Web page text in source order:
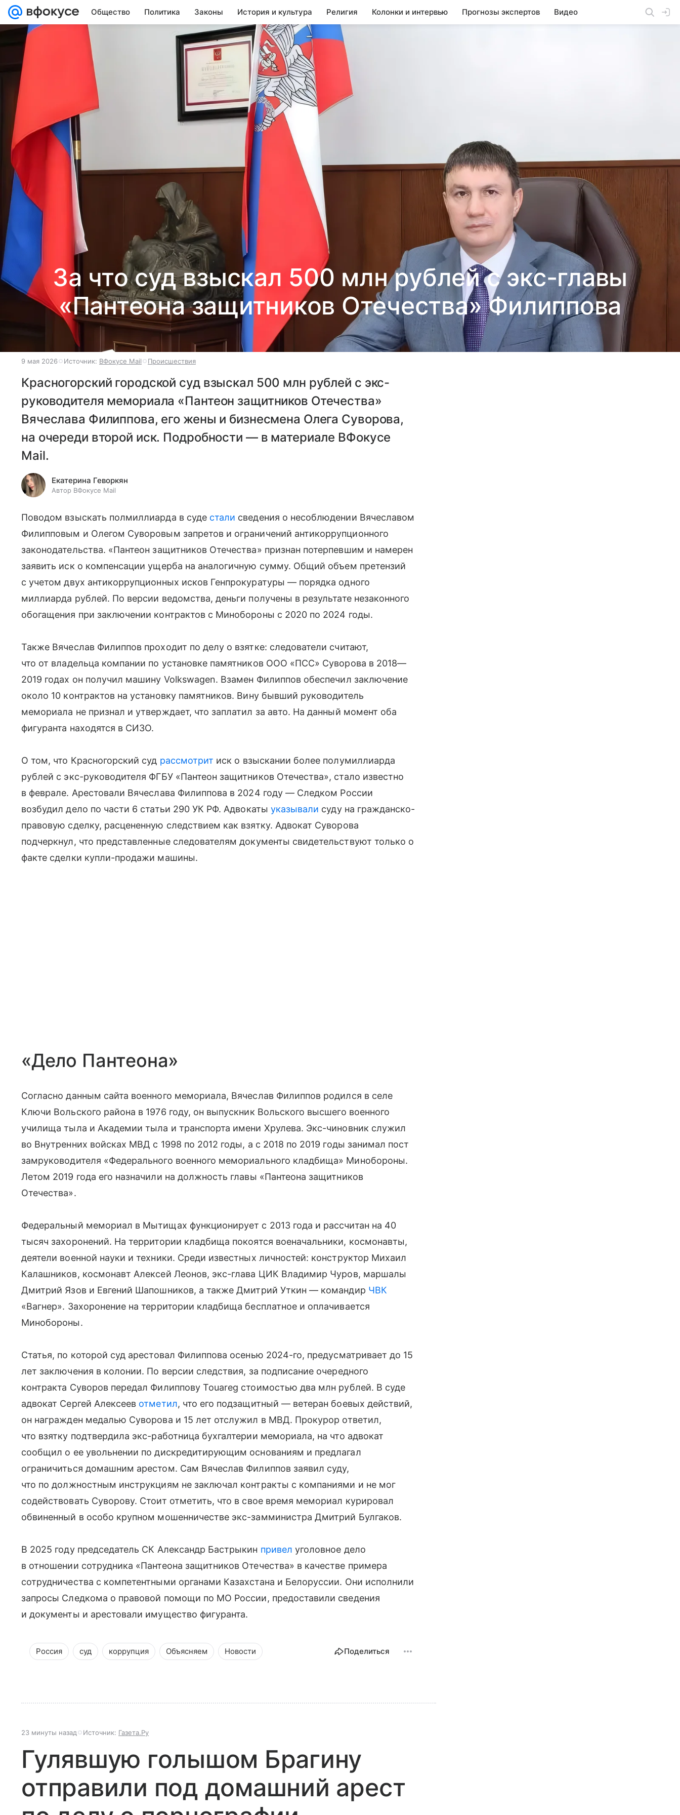
Общество Политика Законы История и культура Религия Колонки и интервью Прогнозы экспертов Видео
За что суд взыскал 500 млн рублей с экс-главы
«Пантеона защитников Отечества» Филиппова
9 мая 2026 Источник: ВФокусе Mail Происшествия
Красногорский городской суд взыскал 500 млн рублей с экс-
руководителя мемориала «Пантеон защитников Отечества»
Вячеслава Филиппова, его жены и бизнесмена Олега Суворова,
на очереди второй иск. Подробности — в материале ВФокусе
Mail.
Екатерина Геворкян
Автор ВФокусе Mail
Поводом взыскать полмиллиарда в суде стали сведения о несоблюдении Вячеславом
Филипповым и Олегом Суворовым запретов и ограничений антикоррупционного
законодательства. «Пантеон защитников Отечества» признан потерпевшим и намерен
заявить иск о компенсации ущерба на аналогичную сумму. Общий объем претензий
с учетом двух антикоррупционных исков Генпрокуратуры — порядка одного
миллиарда рублей. По версии ведомства, деньги получены в результате незаконного
обогащения при заключении контрактов с Минобороны с 2020 по 2024 годы.
Также Вячеслав Филиппов проходит по делу о взятке: следователи считают,
что от владельца компании по установке памятников ООО «ПСС» Суворова в 2018—
2019 годах он получил машину Volkswagen. Взамен Филиппов обеспечил заключение
около 10 контрактов на установку памятников. Вину бывший руководитель
мемориала не признал и утверждает, что заплатил за авто. На данный момент оба
фигуранта находятся в СИЗО.
О том, что Красногорский суд рассмотрит иск о взыскании более полумиллиарда
рублей с экс-руководителя ФГБУ «Пантеон защитников Отечества», стало известно
в феврале. Арестовали Вячеслава Филиппова в 2024 году — Следком России
возбудил дело по части 6 статьи 290 УК РФ. Адвокаты указывали суду на гражданско-
правовую сделку, расцененную следствием как взятку. Адвокат Суворова
подчеркнул, что представленные следователям документы свидетельствуют только о
факте сделки купли-продажи машины.
«Дело Пантеона»
Согласно данным сайта военного мемориала, Вячеслав Филиппов родился в селе
Ключи Вольского района в 1976 году, он выпускник Вольского высшего военного
училища тыла и Академии тыла и транспорта имени Хрулева. Экс-чиновник служил
во Внутренних войсках МВД с 1998 по 2012 годы, а с 2018 по 2019 годы занимал пост
замруководителя «Федерального военного мемориального кладбища» Минобороны.
Летом 2019 года его назначили на должность главы «Пантеона защитников
Отечества».
Федеральный мемориал в Мытищах функционирует с 2013 года и рассчитан на 40
тысяч захоронений. На территории кладбища покоятся военачальники, космонавты,
деятели военной науки и техники. Среди известных личностей: конструктор Михаил
Калашников, космонавт Алексей Леонов, экс-глава ЦИК Владимир Чуров, маршалы
Дмитрий Язов и Евгений Шапошников, а также Дмитрий Уткин — командир ЧВК
«Вагнер». Захоронение на территории кладбища бесплатное и оплачивается
Минобороны.
Статья, по которой суд арестовал Филиппова осенью 2024-го, предусматривает до 15
лет заключения в колонии. По версии следствия, за подписание очередного
контракта Суворов передал Филиппову Touareg стоимостью два млн рублей. В суде
адвокат Сергей Алексеев отметил, что его подзащитный — ветеран боевых действий,
он награжден медалью Суворова и 15 лет отслужил в МВД. Прокурор ответил,
что взятку подтвердила экс-работница бухгалтерии мемориала, на что адвокат
сообщил о ее увольнении по дискредитирующим основаниям и предлагал
ограничиться домашним арестом. Сам Вячеслав Филиппов заявил суду,
что по должностным инструкциям не заключал контракты с компаниями и не мог
содействовать Суворову. Стоит отметить, что в свое время мемориал курировал
обвиненный в особо крупном мошенничестве экс-замминистра Дмитрий Булгаков.
В 2025 году председатель СК Александр Бастрыкин привел уголовное дело
в отношении сотрудника «Пантеона защитников Отечества» в качестве примера
сотрудничества с компетентными органами Казахстана и Белоруссии. Они исполнили
запросы Следкома о правовой помощи по МО России, предоставили сведения
и документы и арестовали имущество фигуранта.
Россия суд коррупция Объясняем Новости Поделиться
23 минуты назад Источник: Газета.Ру
Гулявшую голышом Брагину
отправили под домашний арест